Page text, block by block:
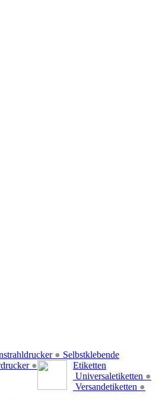
●
●
Selbstklebende
Etiketten
Universaletiketten ●
Versandetiketten ●